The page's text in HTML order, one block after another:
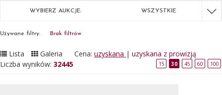
WYBIERZ AUKCJE: WSZYSTKIE
Używane filtry: Brak filtrów
Lista Galeria Cena: uzyskana | uzyskana z prowizją
Liczba wyników: 32445 15 30 45 60 100